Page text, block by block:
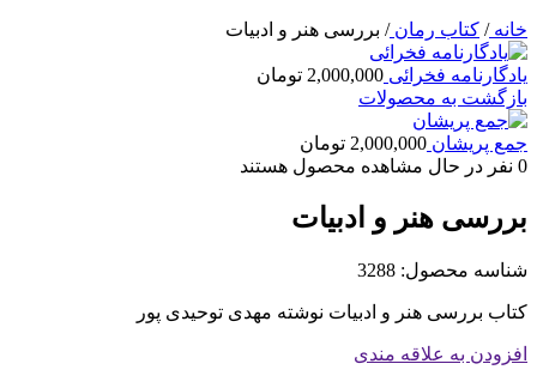
خانه/ کتاب رمان/ بررسی هنر و ادبیات
یادگارنامه فخرائی 2,000,000 تومان
بازگشت به محصولات
جمع پریشان 2,000,000 تومان
0 نفر در حال مشاهده محصول هستند
بررسی هنر و ادبیات
شناسه محصول: 3288
کتاب بررسی هنر و ادبیات نوشته مهدی توحیدی پور
افزودن به علاقه مندی